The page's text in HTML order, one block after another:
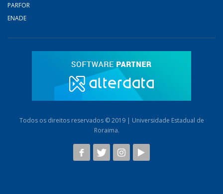
PARFOR
ENADE
Todos os direitos reservados © 2019 | Universidade Estadual de
Roraima.